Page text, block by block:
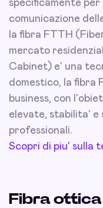
specificamente per
comunicazione
la fibra FTTH
mercato
Cabinet) e' una
domestico, la fibra
business, con
elevate, stabilita' e
professionali.
Scopri di piu' sulla
Fibra